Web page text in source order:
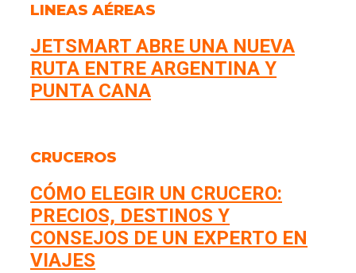
LINEAS AÉREAS
JETSMART ABRE UNA NUEVA
RUTA ENTRE ARGENTINA Y
PUNTA CANA
CRUCEROS
CÓMO ELEGIR UN CRUCERO:
PRECIOS, DESTINOS Y
CONSEJOS DE UN EXPERTO EN
VIAJES